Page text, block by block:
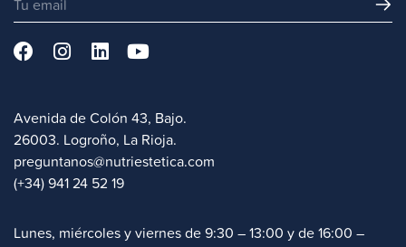
Avenida de Colón 43, Bajo.
26003. Logroño, La Rioja.
preguntanos@nutriestetica.com
(+34) 941 24 52 19
Lunes, miércoles y viernes de 9:30 – 13:00 y de 16:00 –